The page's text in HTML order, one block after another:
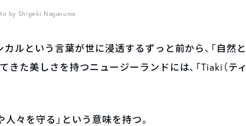
by Shigeki Naganuma
ルという言葉が世に浸透するずっと前から、「自然と
た美しさを持つニュージーランドには、「Tiaki（ティ
人々を守る」という意味を持つ。